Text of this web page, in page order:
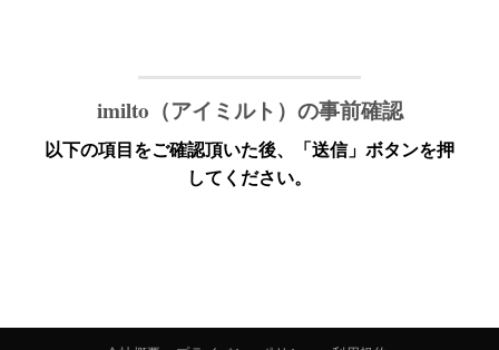
imilto（アイミルト）の事前確認
以下の項目をご確認頂いた後、「送信」ボタンを押
してください。